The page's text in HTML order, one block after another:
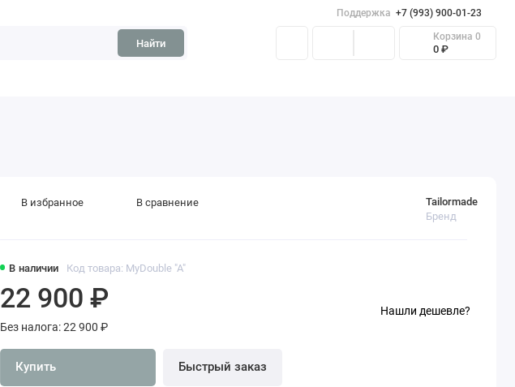
Поддержка +7 (993) 900-01-23
Найти
Корзина 0
0 ₽
В наличии Код товара: MyDouble "A"
Tailormade
Бренд
22 900 ₽
Без налога: 22 900 ₽
Купить Быстрый заказ
Нашли дешевле?
В избранное В сравнение